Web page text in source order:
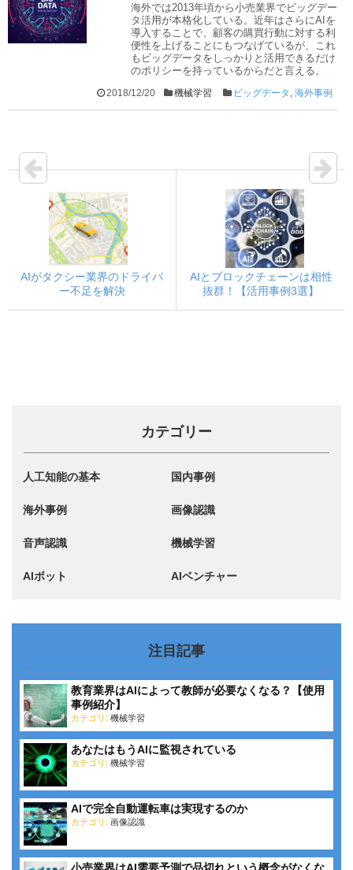
海外では2013年頃から小売業界でビッグデー
タ活用が本格化している。近年はさらにAIを
導入することで、顧客の購買行動に対する利
便性を上げることにもつなげているが、これ
もビッグデータをしっかりと活用できるだけ
のポリシーを持っているからだと言える。
2018/12/20 機械学習 ビッグデータ ,海外事例
AIがタクシー業界のドライバ
ー不足を解決
AIとブロックチェーンは相性
抜群！【活用事例3選】
カテゴリー
人工知能の基本 国内事例
海外事例 画像認識
音声認識 機械学習
AIボット AIベンチャー
注目記事
教育業界はAIによって教師が必要なくなる？【使用
事例紹介】
カテゴリ: 機械学習
あなたはもうAIに監視されている
カテゴリ: 機械学習
AIで完全自動運転車は実現するのか
カテゴリ: 画像認識